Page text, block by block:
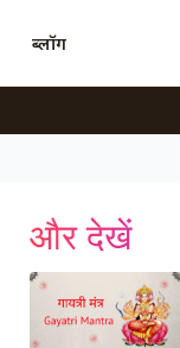
ब्लॉग
और देखें